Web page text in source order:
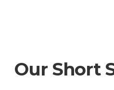
Our Short